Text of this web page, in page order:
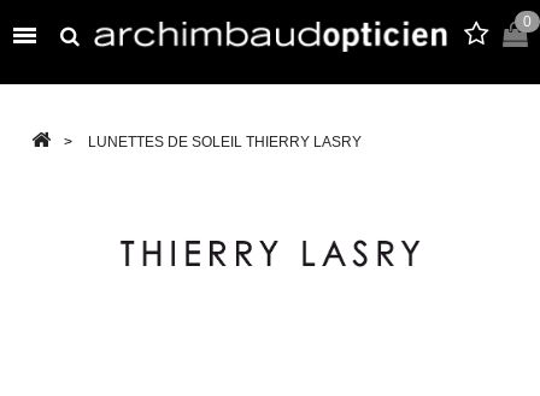
 0
> LUNETTES DE SOLEIL THIERRY LASRY